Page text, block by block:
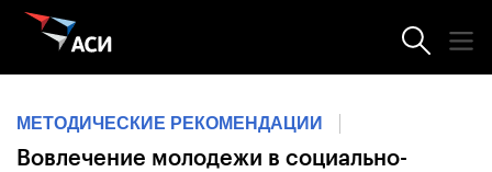
Центр молодежных инициатив
МЕТОДИЧЕСКИЕ РЕКОМЕНДАЦИИ
Вовлечение молодежи в социально-